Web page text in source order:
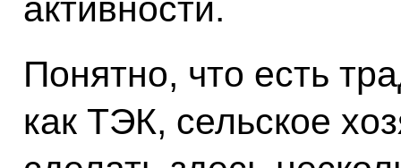
активности.
Понятно, что есть
как ТЭК, сельское